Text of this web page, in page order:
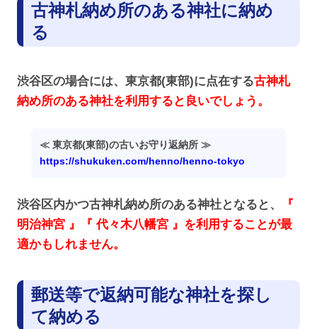
古神札納め所のある神社に納め
る
渋谷区の場合には、東京都(東部)に点在する古神札
納め所のある神社を利用すると良いでしょう。
≪ 東京都(東部)の古いお守り返納所 ≫
https://shukuken.com/henno/henno-tokyo
渋谷区内かつ古神札納め所のある神社となると、
『
明治神宮 』
『 代々木八幡宮 』 を利用することが最
適かもしれません。
郵送等で返納可能な神社を探し
て納める